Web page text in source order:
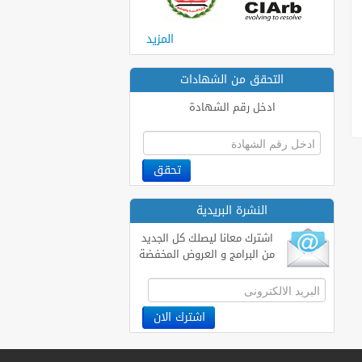
المزيد
التحقق من الشهادات
ادخل رقم الشهادة
النشرة البريدية
اشترك معانا ليصلك كل الجديد
من البرامج و العروض المخفضة